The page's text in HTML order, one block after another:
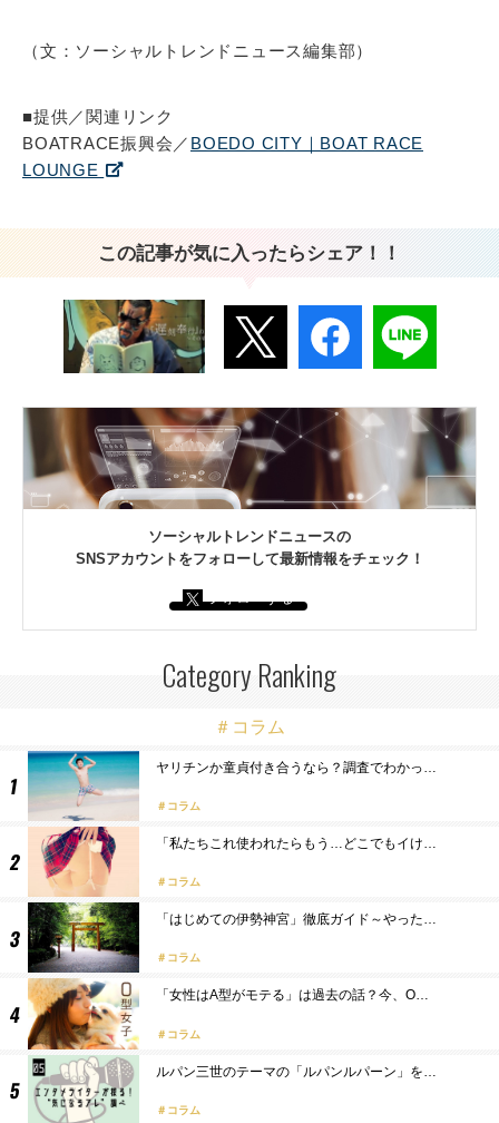
（文：ソーシャルトレンドニュース編集部）
■提供／関連リンク
BOATRACE振興会／ BOEDO CITY｜BOAT RACE
LOUNGE
この記事が気に入ったらシェア！！
ソーシャルトレンドニュースの
SNSアカウントをフォローして最新情報をチェック！
Category Ranking
＃コラム
ヤリチンか童貞付き合うなら？調査でわかっ…
コラム
「私たちこれ使われたらもう…どこでもイけ…
コラム
「はじめての伊勢神宮」徹底ガイド～やった…
コラム
「女性はA型がモテる」は過去の話？今、O…
コラム
ルパン三世のテーマの「ルパンルパーン」を…
コラム